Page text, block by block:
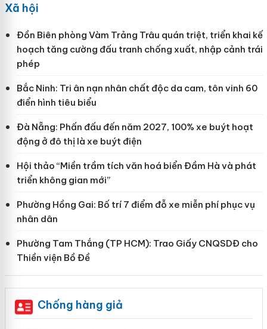
Xã hội
Đồn Biên phòng Vàm Trảng Trâu quán triệt, triển khai kế
hoạch tăng cường đấu tranh chống xuất, nhập cảnh trái
phép
Bắc Ninh: Tri ân nạn nhân chất độc da cam, tôn vinh 60
điển hình tiêu biểu
Đà Nẵng: Phấn đấu đến năm 2027, 100% xe buýt hoạt
động ở đô thị là xe buýt điện
Hội thảo “Miền trầm tích văn hoá biển Đầm Hà và phát
triển không gian mới”
Phường Hồng Gai: Bố trí 7 điểm đỗ xe miễn phí phục vụ
nhân dân
Phường Tam Thắng (TP HCM): Trao Giấy CNQSDĐ cho
Thiền viện Bồ Đề
Chống hàng giả